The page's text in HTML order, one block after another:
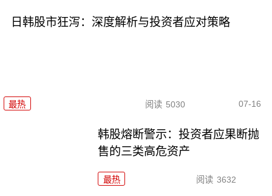
日韩股市狂泻：深度解析与投资者应对策略
最热 阅读 5030 07-16
韩股熔断警示：投资者应果断抛
售的三类高危资产
最热 阅读 3632